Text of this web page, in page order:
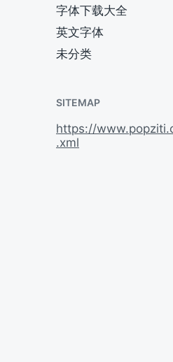
字体下载大全
英文字体
未分类
SITEMAP
https://
.xml